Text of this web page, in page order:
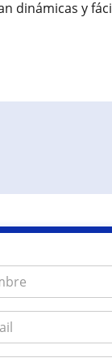
dinámicas y